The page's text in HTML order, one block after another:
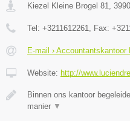
Kiezel Kleine Brogel 81 3990
Tel: +3211612261 , Fax:
E-mail › Accountantskantoor
Website: http://
Binnen ons kantoor
manier ▼